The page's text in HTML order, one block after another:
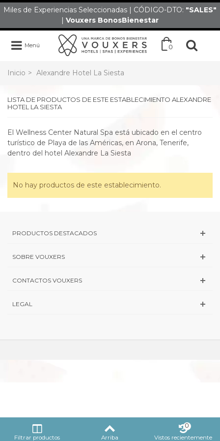
Miles de Experiencias Seleccionadas | CÓDIGO-DTO: "SALES"
| Vouxers BonosBienestar
Menú 0
Inicio > Alexandre Hotel La Siesta
LISTA DE PRODUCTOS DE ESTE ESTABLECIMIENTO ALEXANDRE
HOTEL LA SIESTA
El Wellness Center Natural Spa está ubicado en el centro
turístico de Playa de las Américas, en Arona, Tenerife,
dentro del hotel Alexandre La Siesta
No hay productos de este establecimiento.
PRODUCTOS DESTACADOS
SOBRE VOUXERS
CONTACTOS VOUXERS
LEGAL
Filtrar productos Arriba Vistos recientemente
0